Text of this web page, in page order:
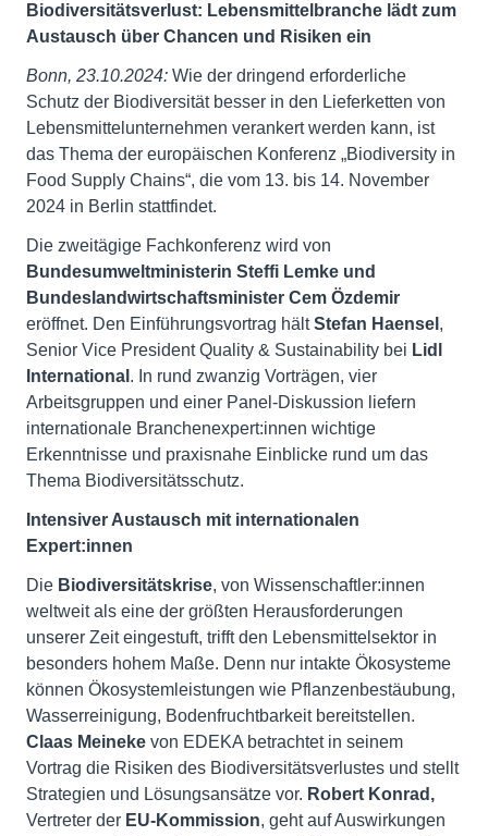
Biodiversitätsverlust: Lebensmittelbranche lädt zum
Austausch über Chancen und Risiken ein
Bonn, 23.10.2024: Wie der dringend erforderliche
Schutz der Biodiversität besser in den Lieferketten von
Lebensmittelunternehmen verankert werden kann, ist
das Thema der europäischen Konferenz „Biodiversity in
Food Supply Chains“, die vom 13. bis 14. November
2024 in Berlin stattfindet.
Die zweitägige Fachkonferenz wird von
Bundesumweltministerin Steffi Lemke und
Bundeslandwirtschaftsminister Cem Özdemir
eröffnet. Den Einführungsvortrag hältStefan Haensel ,
Senior Vice President Quality & Sustainability bei Lidl
International . In rund zwanzig Vorträgen, vier
Arbeitsgruppen und einer Panel-Diskussion liefern
internationale Branchenexpert:innen wichtige
Erkenntnisse und praxisnahe Einblicke rund um das
Thema Biodiversitätsschutz.
Intensiver Austausch mit internationalen
Expert:innen
Die Biodiversitätskrise, von Wissenschaftler:innen
weltweit als eine der größten Herausforderungen
unserer Zeit eingestuft, trifft den Lebensmittelsektor in
besonders hohem Maße. Denn nur intakte Ökosysteme
können Ökosystemleistungen wie Pflanzenbestäubung,
Wasserreinigung, Bodenfruchtbar­keit bereitstellen.
Claas Meineke von EDEKA betrachtet in seinem
Vortrag die Risiken des Biodiversitätsverlustes und stellt
Strategien und Lösungsansätze vor. Robert Konrad,
Vertreter der EU-Kommission, geht auf Auswirkungen